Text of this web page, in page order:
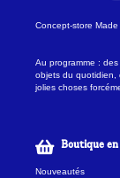
Concept-store Made
Au programme :
objets du quotidien,
jolies choses
Boutique
Nouveautés